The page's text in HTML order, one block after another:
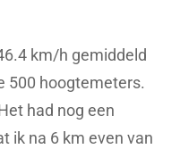
km/h gemiddeld
500 hoogtemeters.
had nog een
ik na 6 km even van